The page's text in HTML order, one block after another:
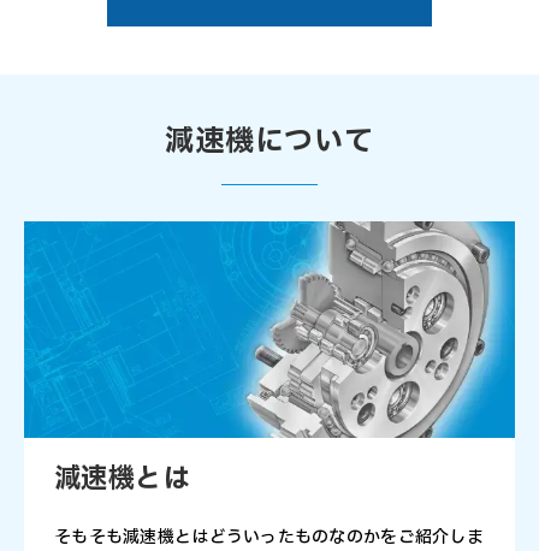
減速機について
減速機とは
そもそも減速機とはどういったものなのかをご紹介しま